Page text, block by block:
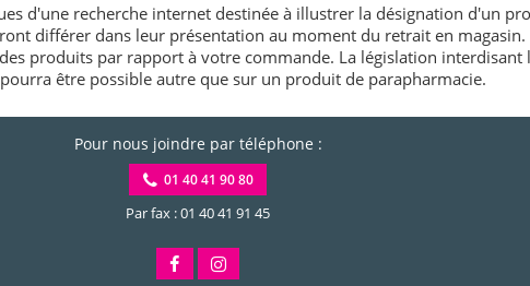
d'une recherche internet destinée à illustrer la désignation d'un
différer dans leur présentation au moment du retrait en
produits par rapport à votre commande. La législation interdisant
être possible autre que sur un produit de parapharmacie.
Pour nous joindre par téléphone :
01 40 41 90 80
Par fax : 01 40 41 91 45